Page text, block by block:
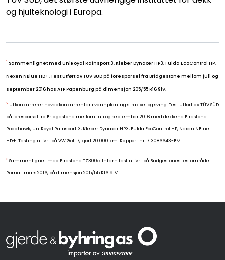
og hjulteknologi i Europa.
1 Sammenlignet med UniRoyal Rainsport 3, Kleber Dynaxer HP3, Fulda EcoControl HP,
Nexen NBlue HD+. Test utført av TÜV SÜD på forespørsel fra Bridgestone mellom juli og
september 2016 hos ATP Papenburg på dimensjon 205/55 R16 91V.
2 Utkonkurrerer hovedkonkurrenter i vannplaning strak vei og sving. Test utført av TÜV SÜD
på forespørsel fra Bridgestone mellom juli og september 2016 med dekkene Firestone
Roadhawk, UniRoyal Rainsport 3, Kleber Dynaxer HP3, Fulda EcoControl HP, Nexen NBlue
HD+. Testing utført på VW Golf 7, kjørt 20 000 km. Rapport nr. 713086643-BM.
3 Sammenlignet med Firestone TZ300α. Intern test utført på Bridgestones testområde i
Roma i mars 2016, på dimensjon 205/55 R16 91V.